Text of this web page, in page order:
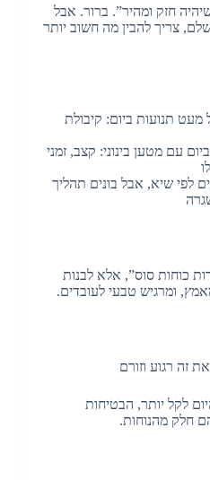
חזק ומהיר”. ברור. אבל
צריך להבין מה חשוב יותר
תנועות ביום: קיבולת
עם מטען בינוני: קצב, זמני
לפי שיא, אבל בונים תהליך
כוחות סוס”, אלא לבנות
ומרגיש טבעי לעובדים.
זה רגוע וזורם
לקל יותר, הבטיחות
חלק מהנוחות.